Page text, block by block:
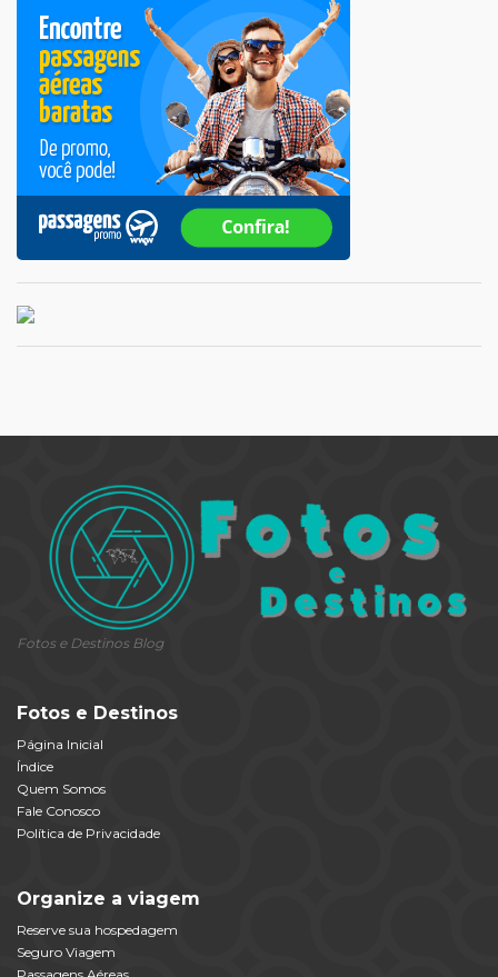
Fotos e Destinos Blog
Fotos e Destinos
Página Inicial
Índice
Quem Somos
Fale Conosco
Política de Privacidade
Organize a viagem
Reserve sua hospedagem
Seguro Viagem